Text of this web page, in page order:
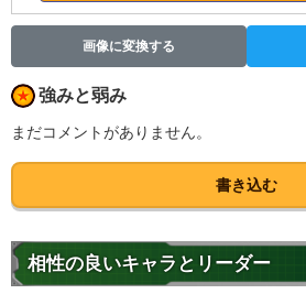
画像に変換する
強みと弱み
まだコメントがありません。
書き込む
相性の良いキャラとリーダー